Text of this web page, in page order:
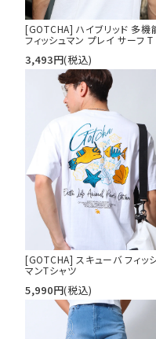
[GOTCHA] ハイブリッド 多機
フィッシュマン プレイ サーフ T
3,493円(税込)
[GOTCHA] スキューバ フィッ
マンTシャツ
5,990円(税込)